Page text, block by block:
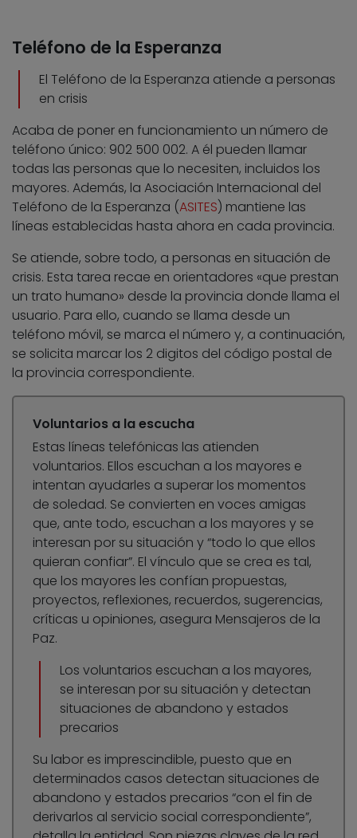
Teléfono de la Esperanza
El Teléfono de la Esperanza atiende a personas
en crisis
Acaba de poner en funcionamiento un número de
teléfono único: 902 500 002. A él pueden llamar
todas las personas que lo necesiten, incluidos los
mayores. Además, la Asociación Internacional del
Teléfono de la Esperanza (ASITES) mantiene las
líneas establecidas hasta ahora en cada provincia.
Se atiende, sobre todo, a personas en situación de
crisis. Esta tarea recae en orientadores «que prestan
un trato humano» desde la provincia donde llama el
usuario. Para ello, cuando se llama desde un
teléfono móvil, se marca el número y, a continuación,
se solicita marcar los 2 digitos del código postal de
la provincia correspondiente.
Voluntarios a la escucha
Estas líneas telefónicas las atienden
voluntarios. Ellos escuchan a los mayores e
intentan ayudarles a superar los momentos
de soledad. Se convierten en voces amigas
que, ante todo, escuchan a los mayores y se
interesan por su situación y “todo lo que ellos
quieran confiar”. El vínculo que se crea es tal,
que los mayores les confían propuestas,
proyectos, reflexiones, recuerdos, sugerencias,
críticas u opiniones, asegura Mensajeros de la
Paz.
Los voluntarios escuchan a los mayores,
se interesan por su situación y detectan
situaciones de abandono y estados
precarios
Su labor es imprescindible, puesto que en
determinados casos detectan situaciones de
abandono y estados precarios “con el fin de
derivarlos al servicio social correspondiente”,